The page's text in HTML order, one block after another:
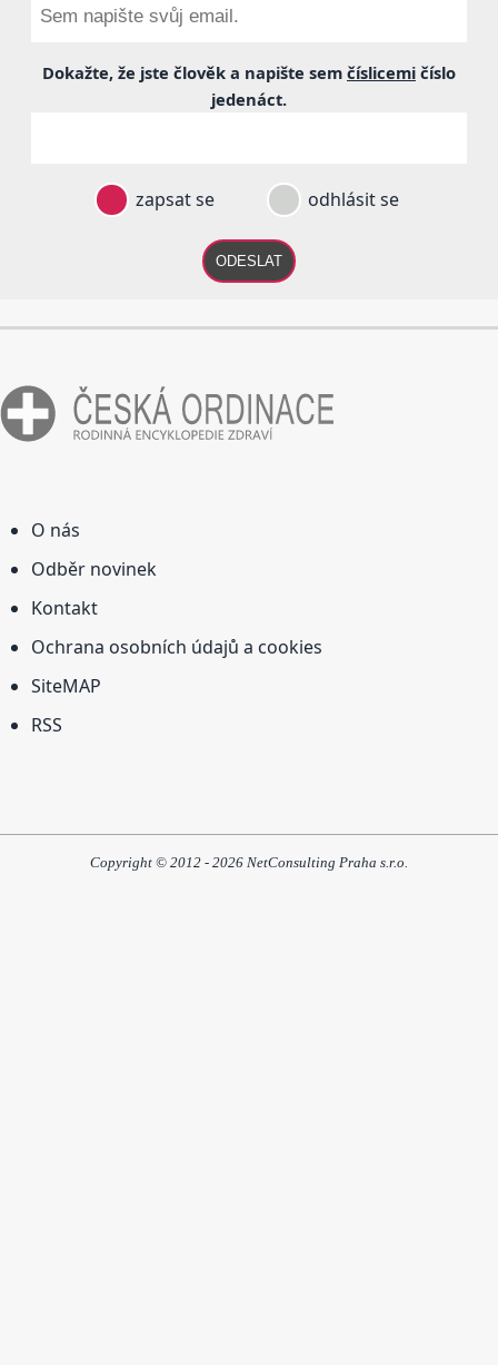
Dokažte, že jste člověk a napište sem číslicemi číslo
jedenáct.
zapsat se odhlásit se
ODESLAT
O nás
Odběr novinek
Kontakt
Ochrana osobních údajů a cookies
SiteMAP
RSS
Copyright © 2012 - 2026 NetConsulting Praha s.r.o.